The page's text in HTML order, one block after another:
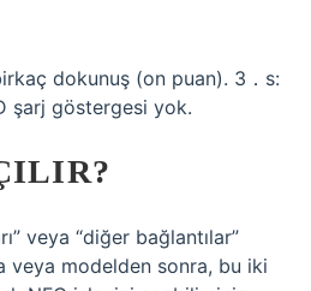
dokunuş (on puan). 3．s:
şarj göstergesi yok.
veya “diğer bağlantılar”
veya modelden sonra, bu iki